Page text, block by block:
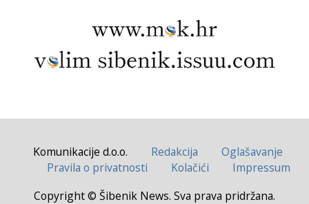
Komunikacije d.o.o. Redakcija
Oglašavanje
Pravila o privatnosti
Kolačići
Impressum
Copyright © Šibenik News. Sva prava pridržana.